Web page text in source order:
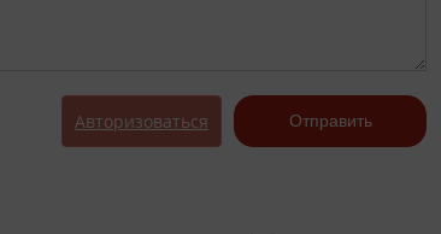
Авторизоваться Отправить